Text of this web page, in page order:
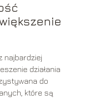
najbardziej
działania
do
które są